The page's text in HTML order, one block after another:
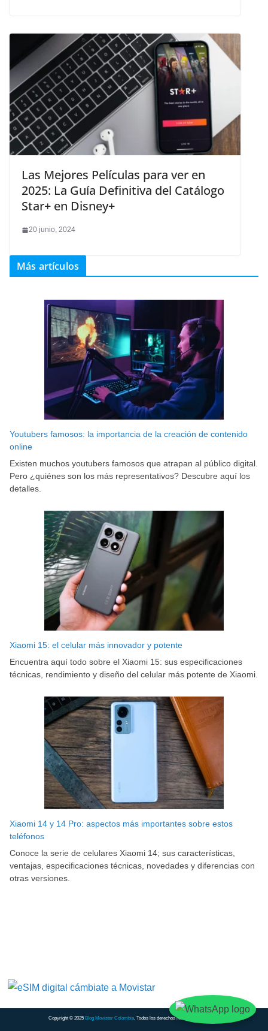
Las Mejores Películas para ver en
2025: La Guía Definitiva del Catálogo
Star+ en Disney+
20 junio, 2024
Más artículos
Youtubers famosos: la importancia de la creación de contenido
online
Existen muchos youtubers famosos que atrapan al público digital.
Pero ¿quiénes son los más representativos? Descubre aquí los
detalles.
Xiaomi 15: el celular más innovador y potente
Encuentra aquí todo sobre el Xiaomi 15: sus especificaciones
técnicas, rendimiento y diseño del celular más potente de Xiaomi.
Xiaomi 14 y 14 Pro: aspectos más importantes sobre estos
teléfonos
Conoce la serie de celulares Xiaomi 14; sus características,
ventajas, especificaciones técnicas, novedades y diferencias con
otras versiones.
Copyright © 2025 Blog Movistar Colombia. Todos los derechos reservados.